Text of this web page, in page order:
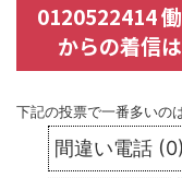
0120522414
からの着信
下記の投票で一番多いの
間違い電話 (0)